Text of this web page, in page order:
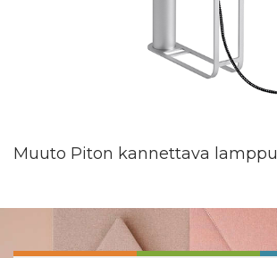
Muuto Piton kannettava lamppu